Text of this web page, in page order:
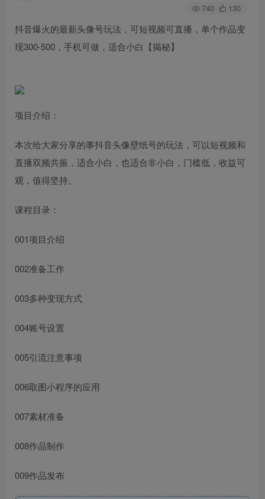
740 130
抖音爆火的最新头像号玩法，可短视频可直播，单个作品变
现300-500，手机可做，适合小白【揭秘】
项目介绍：
本次给大家分享的事抖音头像壁纸号的玩法，可以短视频和
直播双频共振，适合小白，也适合非小白，门槛低，收益可
观，值得坚持。
课程目录：
001项目介绍
002准备工作
003多种变现方式
004账号设置
005引流注意事项
006取图小程序的应用
007素材准备
008作品制作
009作品发布